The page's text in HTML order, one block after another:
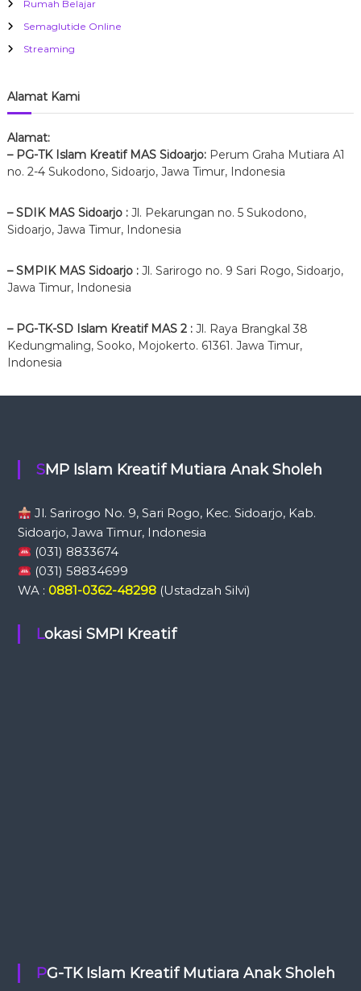
Rumah Belajar
Semaglutide Online
Streaming
Alamat Kami
Alamat:
– PG-TK Islam Kreatif MAS Sidoarjo: Perum Graha Mutiara A1
no. 2-4 Sukodono, Sidoarjo, Jawa Timur, Indonesia
– SDIK MAS Sidoarjo :Jl. Pekarungan no. 5 Sukodono,
Sidoarjo, Jawa Timur, Indonesia
– SMPIK MAS Sidoarjo :Jl. Sarirogo no. 9 Sari Rogo, Sidoarjo,
Jawa Timur, Indonesia
– PG-TK-SD Islam Kreatif MAS 2 : Jl. Raya Brangkal 38
Kedungmaling, Sooko, Mojokerto. 61361. Jawa Timur,
Indonesia
SMP Islam Kreatif Mutiara Anak Sholeh
Jl. Sarirogo No. 9, Sari Rogo, Kec. Sidoarjo, Kab.
Sidoarjo, Jawa Timur, Indonesia
(031) 8833674
(031) 58834699
WA : 0881-0362-48298(Ustadzah Silvi)
Lokasi SMPI Kreatif
PG-TK Islam Kreatif Mutiara Anak Sholeh